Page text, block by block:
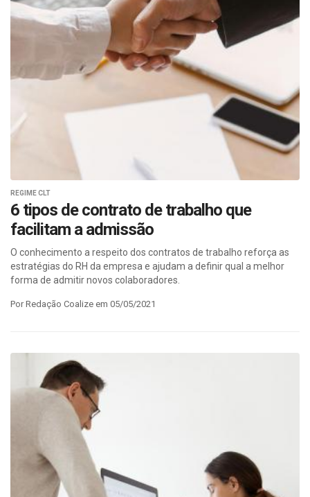
REGIME CLT
6 tipos de contrato de trabalho que
facilitam a admissão
O conhecimento a respeito dos contratos de trabalho reforça as
estratégias do RH da empresa e ajudam a definir qual a melhor
forma de admitir novos colaboradores.
Por Redação Coalize em 05/05/2021